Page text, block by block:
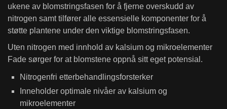
ukene av blomstringsfasen for å fjerne overskudd av
nitrogen samt tilfører alle essensielle komponenter for å
støtte plantene under den viktige blomstringsfasen.
Uten nitrogen med innhold av kalsium og mikroelementer
Fade sørger for at blomstene oppnå sitt eget potensial.
Nitrogenfri etterbehandlingsforsterker
Inneholder optimale nivåer av kalsium og
mikroelementer